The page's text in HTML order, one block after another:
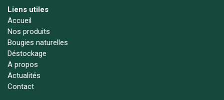
Liens utiles
Accueil
Nos produits
Bougies naturelles
Déstockage
A propos
Actualités
Contact